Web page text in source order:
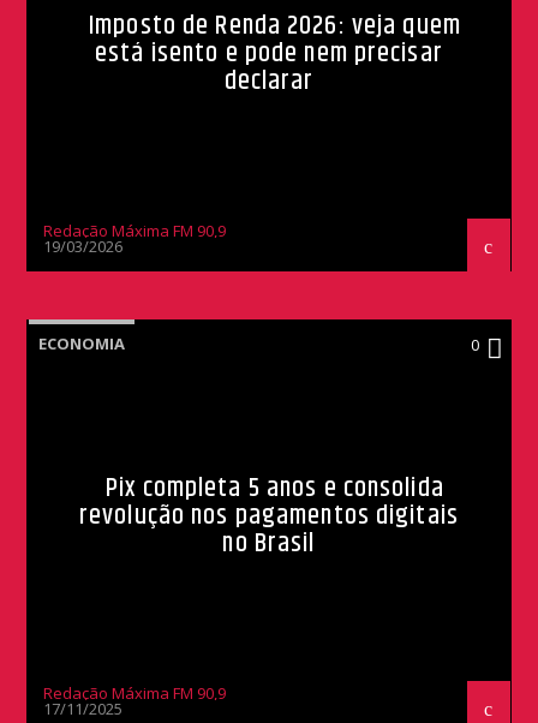
Imposto de Renda 2026: veja quem
está isento e pode nem precisar
declarar
Redação Máxima FM 90,9
19/03/2026
ECONOMIA 0
Pix completa 5 anos e consolida
revolução nos pagamentos digitais
no Brasil
Redação Máxima FM 90,9
17/11/2025